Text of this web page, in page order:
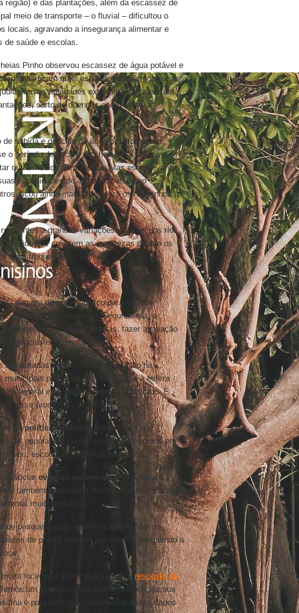
região) e das plantações, além da escassez de
meio de transporte – o fluvial – dificultou o
locais, agravando a insegurança alimentar e
de saúde e escolas.
Pinho observou escassez de água potável e
ficam mais espalhados. Além disso, as
as atividades extrativistas, causaram
surto de doenças como malária e
de subida e descida da água dos rios e são
o período de seca e de cheia será severo e se
outra medida de proteção. Mas esses eventos
capacidades de adaptação e, como
ficou ainda mais difícil para os ribeirinhos a
a grandes variações no nível dos rios,
medida que crescem as incertezas de que os
mais frequentes”, concluiu.
a demora do poder público para oferecer
das regiões estudadas. Segundo ela, a
ações preventivas, fazer avaliação
ocorrerem.
capacitadas e atraso nas ações. Não há
municipais precisam solicitar auxílio à esfera
federal e só então o suporte é liberado. É
esse processo”, disse Pinho.
depolíticas públicaspara melhorar a
populações, bem como investimentos em
escolas e perfuração de poços.
associareventos extremoscomo a seca à
também está sendo drasticamente impactada
muito limitada.”
de pesquisas que ajudem a aperfeiçoar os
de prever eventos extremos e permitindo a
muita incerteza sobre qual vai ser aresposta da
um modelo global, que agora precisamos
fina e para isso precisamos aliar esses dados